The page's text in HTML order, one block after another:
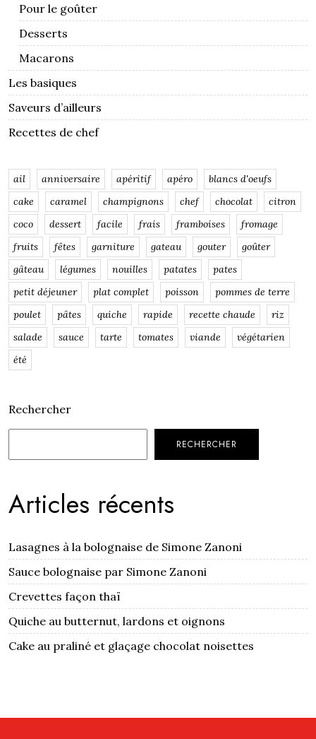
Pour le goûter
Desserts
Macarons
Les basiques
Saveurs d’ailleurs
Recettes de chef
ail anniversaire apéritif apéro
blancs d'oeufs
cake
caramel champignons chef chocolat
citron
coco
dessert facile frais framboises
fromage
fruits
fêtes garniture gateau gouter
goûter
gâteau
légumes nouilles patates
pates
petit déjeuner
plat complet poisson
pommes de terre
poulet
pâtes quiche rapide recette chaude
riz
salade
sauce tarte tomates viande
végétarien
été
Rechercher
RECHERCHER
Articles récents
Lasagnes à la bolognaise de Simone Zanoni
Sauce bolognaise par Simone Zanoni
Crevettes façon thaï
Quiche au butternut, lardons et oignons
Cake au praliné et glaçage chocolat noisettes